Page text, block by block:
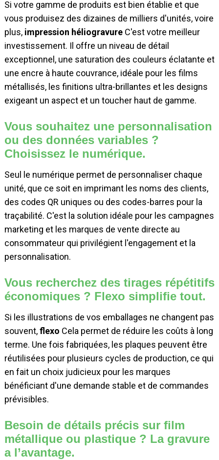
Si votre gamme de produits est bien établie et que
vous produisez des dizaines de milliers d'unités, voire
plus, impression héliogravureC'est votre meilleur
investissement. Il offre un niveau de détail
exceptionnel, une saturation des couleurs éclatante et
une encre à haute couvrance, idéale pour les films
métallisés, les finitions ultra-brillantes et les designs
exigeant un aspect et un toucher haut de gamme.
Vous souhaitez une personnalisation
ou des données variables ?
Choisissez le numérique.
Seul le numérique permet de personnaliser chaque
unité, que ce soit en imprimant les noms des clients,
des codes QR uniques ou des codes-barres pour la
traçabilité. C'est la solution idéale pour les campagnes
marketing et les marques de vente directe au
consommateur qui privilégient l'engagement et la
personnalisation.
Vous recherchez des tirages répétitifs
économiques ? Flexo simplifie tout.
Si les illustrations de vos emballages ne changent pas
souvent,flexo Cela permet de réduire les coûts à long
terme. Une fois fabriquées, les plaques peuvent être
réutilisées pour plusieurs cycles de production, ce qui
en fait un choix judicieux pour les marques
bénéficiant d'une demande stable et de commandes
prévisibles.
Besoin de détails précis sur film
métallique ou plastique ? La gravure
a l’avantage.